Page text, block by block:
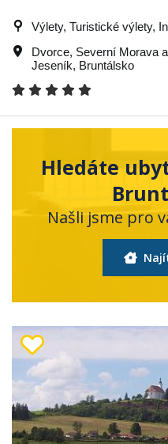
Výlety, Turistické výlety,
Dvorce, Severní Morava
Jeseník, Bruntálsko
Hledáte
Našli jsme pro